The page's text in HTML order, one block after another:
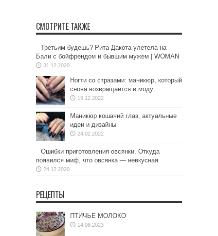
СМОТРИТЕ ТАКЖЕ
Третьим будешь? Рита Дакота улетела на
Бали с бойфрендом и бывшим мужем | WOMAN
31.12.2020
Ногти со стразами: маникюр, который
снова возвращается в моду
19.12.2022
Маникюр кошачий глаз, актуальные
идеи и дизайны
24.02.2022
Ошибки приготовления овсянки. Откуда
появился миф, что овсянка — невкусная
24.12.2020
РЕЦЕПТЫ
ПТИЧЬЕ МОЛОКО
14.08.2023